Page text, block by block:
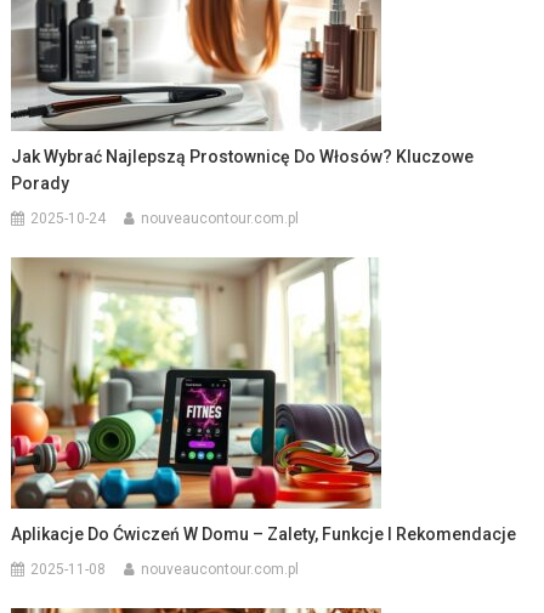
Jak Wybrać Najlepszą Prostownicę Do Włosów? Kluczowe
Porady
2025-10-24 nouveaucontour.com.pl
Aplikacje Do Ćwiczeń W Domu – Zalety, Funkcje I Rekomendacje
2025-11-08 nouveaucontour.com.pl